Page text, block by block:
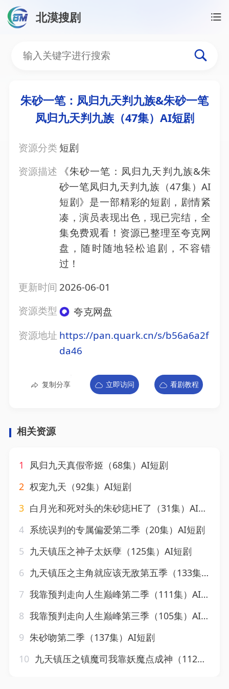
北漠搜剧
朱砂一笔：凤归九天判
朱砂一笔：凤归九天判九族&朱砂一笔
凤归九天判九族（47集）AI短剧
资源分类 短剧
资源描述
《朱砂一笔：凤归九天判九族&朱
砂一笔凤归九天判九族（47集）AI
短剧》是一部精彩的短剧，剧情紧
凑，演员表现出色，现已完结，全
集免费观看！资源已整理至夸克网
盘，随时随地轻松追剧，不容错
过！
更新时间 2026-06-01
资源类型
夸克网盘
资源地址 https://pan.quark.cn/s/b56a6a2f
da46
复制分享 立即访问 看剧教程
相关资源
1
凤归九天真假帝姬（68集）AI短剧
2 权宠九天（92集）AI短剧
3 白月光和死对头的朱砂痣HE了（31集）AI短剧
4 系统误判的专属偏爱第二季（20集）AI短剧
5 九天镇压之神子太妖孽（125集）AI短剧
6 九天镇压之主角就应该无敌第五季（133集）AI短剧
7 我靠预判走向人生巅峰第二季（111集）AI短剧
8 我靠预判走向人生巅峰第三季（105集）AI短剧
9 朱砂吻第二季（137集）AI短剧
10 九天镇压之镇魔司我靠妖魔点成神（112集）AI短剧